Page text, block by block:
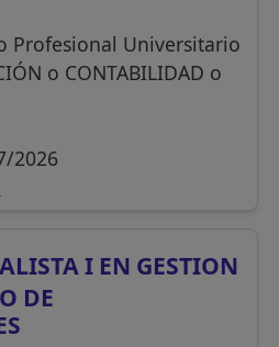
Profesional Universitario
o CONTABILIDAD o
2026
I EN GESTION
DE